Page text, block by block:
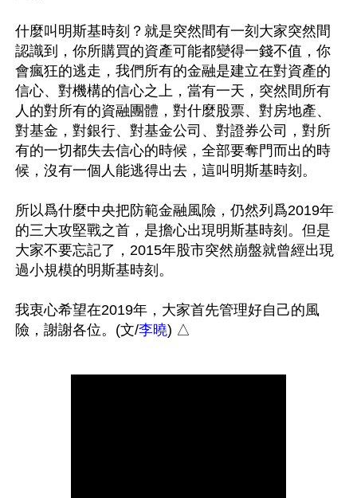
什麼叫明斯基時刻？就是突然間有一刻大家突然間
認識到，你所購買的資產可能都變得一錢不值，你
會瘋狂的逃走，我們所有的金融是建立在對資產的
信心、對機構的信心之上，當有一天，突然間所有
人的對所有的資融團體，對什麼股票、對房地產、
對基金，對銀行、對基金公司、對證券公司，對所
有的一切都失去信心的時候，全部要奪門而出的時
候，沒有一個人能逃得出去，這叫明斯基時刻。
所以爲什麼中央把防範金融風險，仍然列爲2019年
的三大攻堅戰之首，是擔心出現明斯基時刻。但是
大家不要忘記了，2015年股市突然崩盤就曾經出現
過小規模的明斯基時刻。
我衷心希望在2019年，大家首先管理好自己的風
險，謝謝各位。(文/李曉